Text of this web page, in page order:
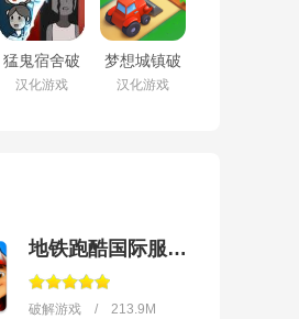
猛鬼宿舍破
解版下载无
限金币无限
汉化游戏
梦想城镇破
解版内置修
改菜单
汉化游戏
地铁跑酷国际服破解版下载(Subway Surf)
破解游戏 / 213.9M